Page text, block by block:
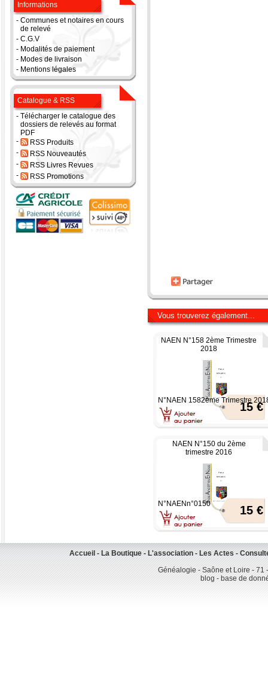
Informations
- Communes et notaires en cours
de relevé
- C.G.V
- Modalités de paiement
- Modes de livraison
- Mentions légales
Catalogue & RSS
- Télécharger le catalogue des
dossiers de relevés au format
PDF
-
RSS Produits
-
RSS Nouveautés
-
RSS Livres Revues
-
RSS Promotions
Vous trouverez également...
NAEN N°158 2ème Trimestre
2018
15 €
N°NAEN 1582ème Trimestre
NAEN N°150 du 2ème
trimestre 2016
15 €
N°NAENn°0150
Accueil - La Boutique - L'association - Les Actes -
Généalogie - Saône et Loire -
blog - base de